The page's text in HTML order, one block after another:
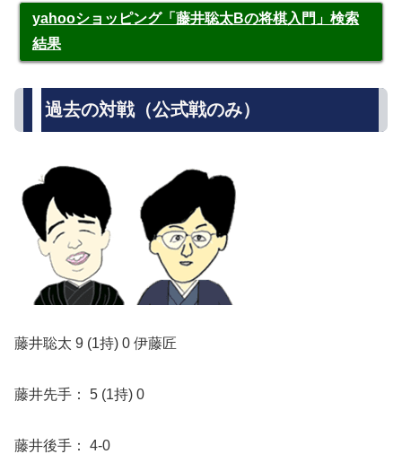
yahooショッピング「藤井聡太Bの将棋入門」検索
結果
過去の対戦（公式戦のみ）
藤井聡太 9 (1持) 0 伊藤匠
藤井先手： 5 (1持) 0
藤井後手： 4-0